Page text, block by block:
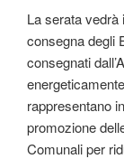
La serata
consegna degli
consegnati
rappresentano
promozione
Comunali per